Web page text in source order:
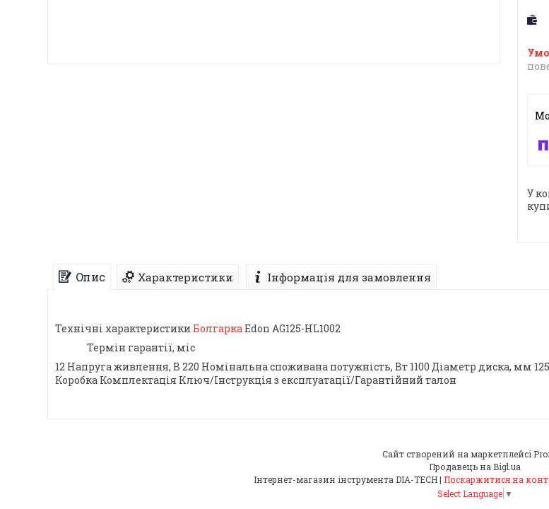
У
Опис Характеристики Інформація для замовлення
Технічні характеристики БолгаркаEdon AG125-HL1002
Термін гарантії, міс
12 Напруга живлення, В 220 Номінальна споживана потужність, Bт 1100 Діаметр диска, мм
Коробка Комплектація Ключ/Інструкція з експлуатації/Гарантійний талон
Сайт створений на маркетплейсі
Продавець на Bigl.ua
Інтернет-магазин інструмента DIA-TECH | Поскаржитися на
Select Language ▼